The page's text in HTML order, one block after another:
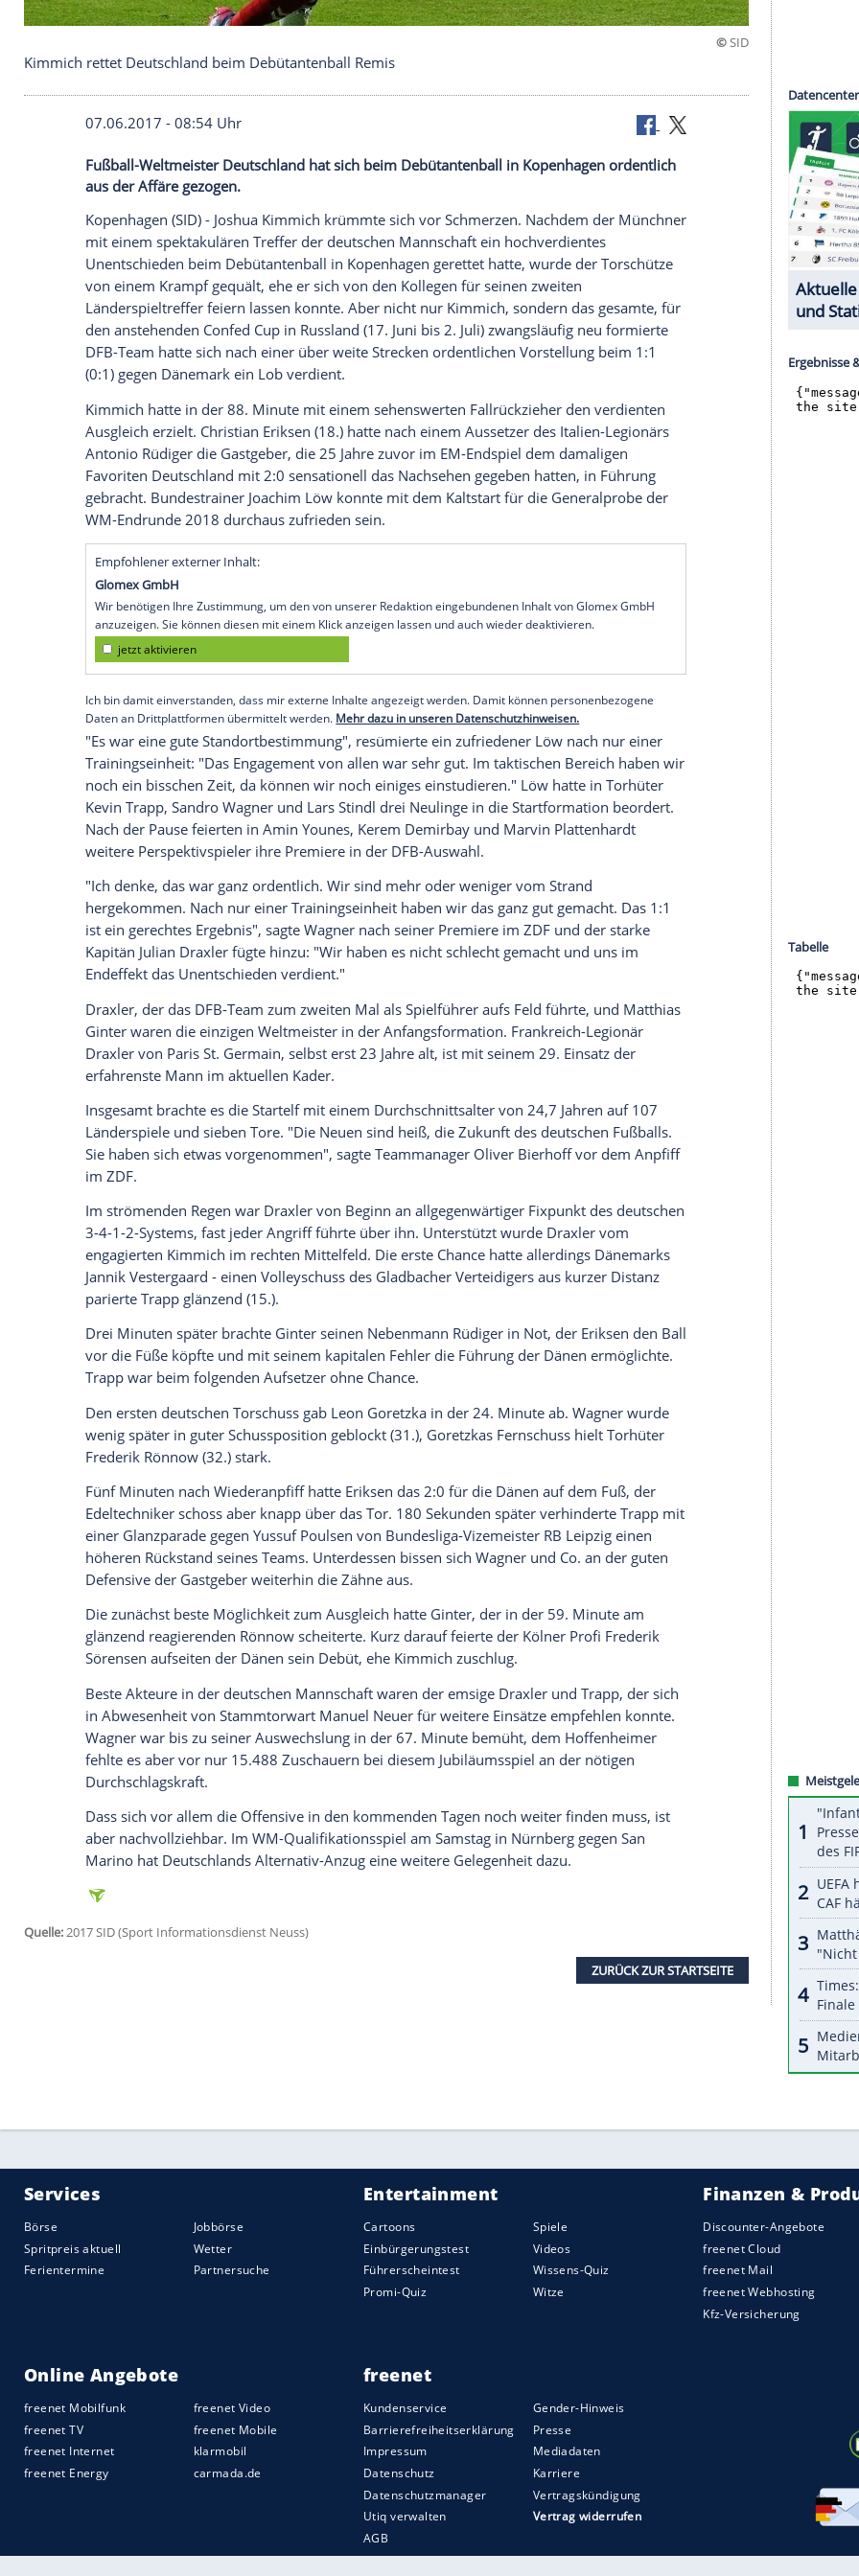
Kimmich rettet Deutschland beim Debütantenball Remis
07.06.2017 - 08:54 Uhr
Fußball-Weltmeister Deutschland hat sich beim Debütantenball in Kopenhagen ordentlich
aus der Affäre gezogen.
Kopenhagen(SID) -Joshua Kimmichkrümmte sich vor Schmerzen. Nachdem der Münchner
mit einem spektakulären Treffer der deutschen Mannschaft ein hochverdientes
Unentschieden beimDebütantenballinKopenhagengerettet hatte, wurde der Torschütze
von einem Krampf gequält, ehe er sich von den Kollegen für seinen zweiten
Länderspieltreffer feiern lassen konnte. Aber nicht nur Kimmich, sondern das gesamte, für
den anstehendenConfed Cup
(17. Juni bis 2. Juli) zwangsläufig neu formierte
DFB-Team hatte sich nach einer über weite Strecken ordentlichen Vorstellung beim 1:1
(0:1) gegenDänemarkein Lob verdient.
Kimmich hatte in der 88. Minute mit einem sehenswerten Fallrückzieher den verdienten
Ausgleich erzielt.Christian Eriksen(18.) hatte nach einem Aussetzer des Italien-Legionärs
Antonio Rüdigerdie Gastgeber, die 25 Jahre zuvor im EM-Endspiel dem damaligen
FavoritenDeutschlandmit 2:0 sensationell das Nachsehen gegeben hatten, in Führung
gebracht. BundestrainerJoachim Löwkonnte mit dem Kaltstart für die Generalprobe der
WM-Endrunde 2018 durchaus zufrieden sein.
Empfohlener externer Inhalt:
Glomex GmbH
Wir benötigen Ihre Zustimmung, um den von unserer Redaktion eingebundenen Inhalt von Glomex GmbH
anzuzeigen. Sie können diesen mit einem Klick anzeigen lassen und auch wieder deaktivieren.
jetzt aktivieren
Ich bin damit einverstanden, dass mir externe Inhalte angezeigt werden. Damit können personenbezogene
Daten an Drittplattformen übermittelt werden.Mehr dazu in unseren Datenschutzhinweisen.
"Es war eine gute Standortbestimmung", resümierte ein zufriedener Löw nach nur einer
Trainingseinheit: "Das Engagement von allen war sehr gut. Im taktischen Bereich haben wir
noch ein bisschen Zeit, da können wir noch einiges einstudieren." Löw hatte in Torhüter
Kevin Trapp,Sandro Wagner undLars Stindldrei Neulinge in die Startformation beordert.
Nach der Pause feierten in
weitere Perspektivspieler ihre Premiere in der DFB-Auswahl.
"Ich denke, das war ganz ordentlich. Wir sind mehr oder weniger vom Strand
hergekommen. Nach nur einer Trainingseinheit haben wir das ganz gut gemacht. Das 1:1
ist ein gerechtes Ergebnis", sagte
und der starke
Kapitän
Julian Draxler
fügte hinzu: "Wir haben es nicht schlecht gemacht und uns im
Endeffekt das Unentschieden verdient."
Draxler
, der das DFB-Team zum zweiten Mal als Spielführer aufs Feld führte, und Matthias
Ginterwaren die einzigen Weltmeister in der Anfangsformation. Frankreich-Legionär
Draxlervon Paris St. Germain, selbst erst 23 Jahre alt, ist mit seinem 29. Einsatz der
erfahrenste Mann im aktuellen Kader.
Insgesamt brachte es die Startelf mit einem Durchschnittsalter von 24,7 Jahren auf 107
Länderspiele und sieben Tore. "Die Neuen sind heiß, die Zukunft des deutschen Fußballs.
Sie haben sich etwas vorgenommen", sagte TeammanagerOliver Bierhoff
vor dem Anpfiff
imZDF.
Im strömenden Regen warDraxlervon Beginn an allgegenwärtiger Fixpunkt des deutschen
3-4-1-2-Systems, fast jeder Angriff führte über ihn. Unterstützt wurde
engagierten Kimmich im rechten Mittelfeld. Die erste Chance hatte allerdings
Dänemarks
Jannik Vestergaard- einen Volleyschuss des Gladbacher Verteidigers aus kurzer Distanz
parierteTrappglänzend (15.).
Drei Minuten später brachte
den Ball
vor die Füße köpfte und mit seinem kapitalen Fehler die Führung der Dänen ermöglichte.
Trappwar beim folgenden Aufsetzer ohne Chance.
Den ersten deutschen Torschuss gab Leon Goretzka in der 24. Minute ab.
wurde
wenig später in guter Schussposition geblockt (31.), Goretzkas Fernschuss hielt Torhüter
Frederik Rönnow(32.) stark.
das 2:0 für die Dänen auf dem Fuß, der
Trapp
mit
und Co. an der guten
Sörensen aufseiten der Dänen sein Debüt, ehe Kimmich zuschlug.
in Abwesenheit von Stammtorwart Manuel Neuer für weitere Einsätze empfehlen konnte.
Wagner
war bis zu seiner Auswechslung in der 67. Minute bemüht, dem Hoffenheimer
fehlte es aber vor nur 15.488 Zuschauern bei diesem Jubiläumsspiel an der nötigen
Dass sich vor allem die Offensive in den kommenden Tagen noch weiter finden muss, ist
aber nachvollziehbar. Im WM-Qualifikationsspiel am Samstag in Nürnberg gegen San
Marino hat Deutschlands Alternativ-Anzug eine weitere Gelegenheit dazu.
2017 SID (Sport Informationsdienst Neuss)